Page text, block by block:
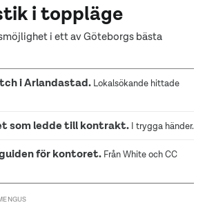
i toppläge
i ett av Göteborgs bästa
i Arlandastad. Lokalsökande hittade
som ledde till kontrakt. I trygga händer.
för kontoret. Från White och CC